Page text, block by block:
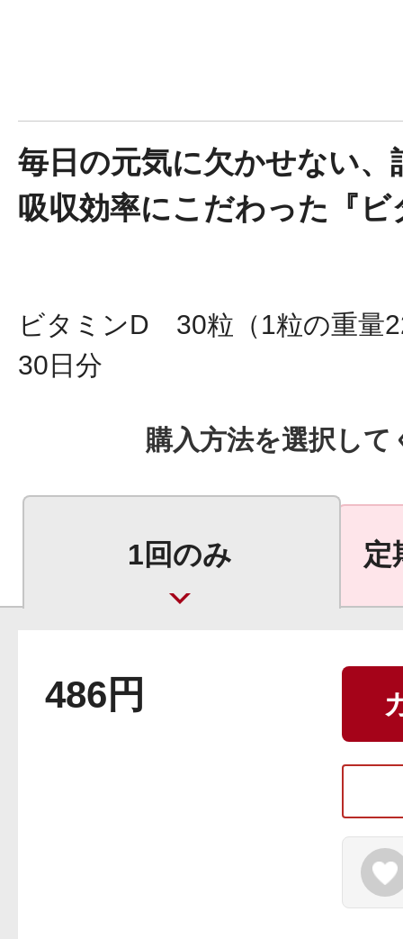
ドレスリフト
毎日の元気に欠かせない、
吸収効率にこだわった『ビ
ビタミンD 30粒（1粒の重量
30日分
購入方法を選択して
1回のみ 定
486円